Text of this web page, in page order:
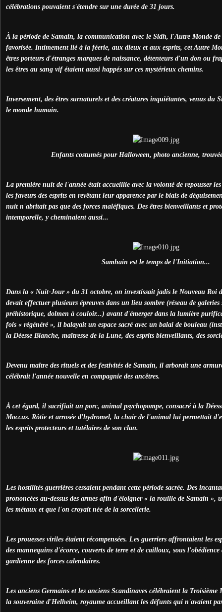
célébrations pouvaient s'étendre sur une durée de 31 jours.
À la période de Samain, la communication avec le Sidh, l'Autre Monde
favorisée. Intimement lié à la féerie, aux dieux et aux esprits, cet Autre
êtres porteurs d'étranges marques de naissance, détenteurs d'un don ou
les êtres au sang vif étaient aussi happés sur ces mystérieux chemins.
Inversement, des êtres surnaturels et des créatures inquiétantes, venus du
le monde humain.
Enfants costumés pour Halloween, photo ancienne,
La première nuit de l'année était accueillie avec la volonté de repousser
les faveurs des esprits en revêtant leur apparence par le biais de
nuit n'abritait pas que des forces maléfiques. Des êtres bienveillants et
intemporelle, y cheminaient aussi...
Samhain est le temps de l'Initiation...
Dans la « Nuit-Jour » du 31 octobre, on investissait jadis le Nouveau Roi
devait effectuer plusieurs épreuves dans un lieu sombre (réseau de galeries
préhistorique, dolmen à couloir...) avant d'émerger dans la lumière
fois « régénéré », il balayait un espace sacré avec un balai de bouleau
la Déesse Blanche, maîtresse de la Lune, des esprits bienveillants, des
Devenu maître des rituels et des festivités de Samain, il arborait une
célébrait l'année nouvelle en compagnie des ancêtres.
À cet égard, il sacrifiait un porc, animal psychopompe, consacré à la
Moccus. Rôtie et arrosée d'hydromel, la chair de l'animal lui permettait
les esprits protecteurs et tutélaires de son clan.
Les hostilités guerrières cessaient pendant cette période sacrée. Des
prononcées au-dessus des armes afin d'éloigner « la rouille de Samain »,
les métaux et que l'on croyait née de la sorcellerie.
Les prouesses viriles étaient récompensées. Les guerriers affrontaient les
des mannequins d'écorce, couverts de terre et de cailloux, sous l'obédience
gardienne des forces calendaires.
Les anciens Germains et les anciens Scandinaves célébraient la Troisième
la souveraine d'Helheim, royaume accueillant les défunts qui n'avaient